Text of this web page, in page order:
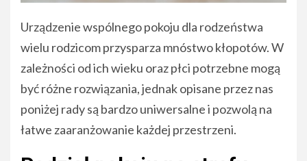
Urządzenie wspólnego pokoju dla rodzeństwa
wielu rodzicom przysparza mnóstwo kłopotów. W
zależności od ich wieku oraz płci potrzebne mogą
być różne rozwiązania, jednak opisane przez nas
poniżej rady są bardzo uniwersalne i pozwolą na
łatwe zaaranżowanie każdej przestrzeni.